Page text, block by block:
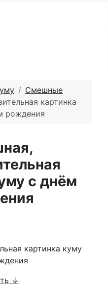
Смешные
картинка
рождения
с днём
кума в день
↓